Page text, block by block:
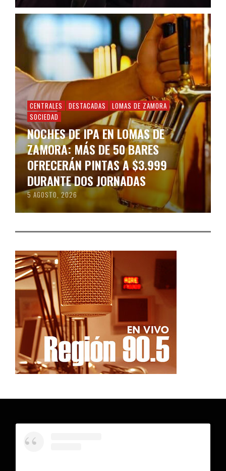
CENTRALES DESTACADAS
LOMAS DE ZAMORA
SOCIEDAD
NOCHES DE IPA EN LOMAS DE
ZAMORA: MÁS DE 50 BARES
OFRECERÁN PINTAS A $3.999
DURANTE DOS JORNADAS
5 AGOSTO, 2026